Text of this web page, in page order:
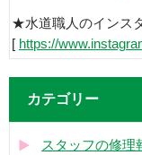
★水道職人のインス
[ https://
カテゴリー
スタッフの修理